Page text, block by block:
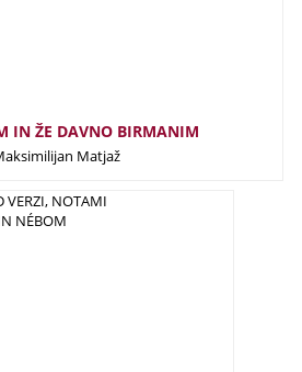
IN ŽE DAVNO BIRMANIM
Matjaž
€